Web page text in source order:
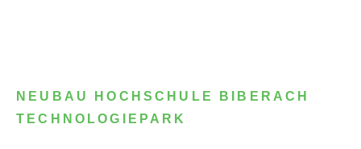
NEUBAU HOCHSCHULE BIBERACH
TECHNOLOGIEPARK